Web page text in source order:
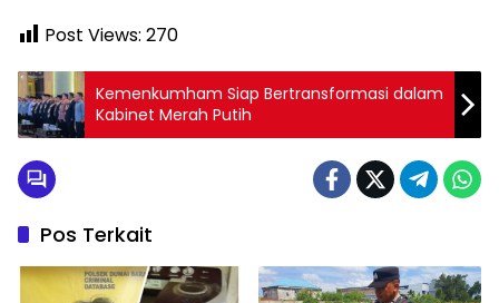
Post Views: 270
Kemenkumham Siap Bertransformasi dalam
Kabinet Merah Putih
Pos Terkait